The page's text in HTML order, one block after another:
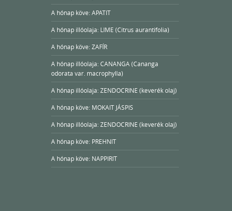
A hónap köve: APATIT
A hónap illóolaja: LIME (Citrus aurantifolia)
A hónap köve: ZAFÍR
A hónap illóolaja: CANANGA (Cananga
odorata var. macrophylla)
A hónap illóolaja: ZENDOCRINE (keverék olaj)
A hónap köve: MOKAIT JÁSPIS
A hónap illóolaja: ZENDOCRINE (keverék olaj)
A hónap köve: PREHNIT
A hónap köve: NAPPIRIT